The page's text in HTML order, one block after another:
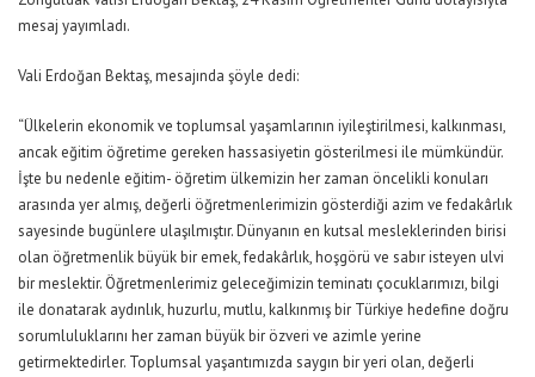
mesaj yayımladı.
Vali Erdoğan Bektaş, mesajında şöyle dedi:
“Ülkelerin ekonomik ve toplumsal yaşamlarının iyileştirilmesi, kalkınması,
ancak eğitim öğretime gereken hassasiyetin gösterilmesi ile mümkündür.
İşte bu nedenle eğitim- öğretim ülkemizin her zaman öncelikli konuları
arasında yer almış, değerli öğretmenlerimizin gösterdiği azim ve fedakârlık
sayesinde bugünlere ulaşılmıştır. Dünyanın en kutsal mesleklerinden birisi
olan öğretmenlik büyük bir emek, fedakârlık, hoşgörü ve sabır isteyen ulvi
bir meslektir. Öğretmenlerimiz geleceğimizin teminatı çocuklarımızı, bilgi
ile donatarak aydınlık, huzurlu, mutlu, kalkınmış bir Türkiye hedefine doğru
sorumluluklarını her zaman büyük bir özveri ve azimle yerine
getirmektedirler. Toplumsal yaşantımızda saygın bir yeri olan, değerli